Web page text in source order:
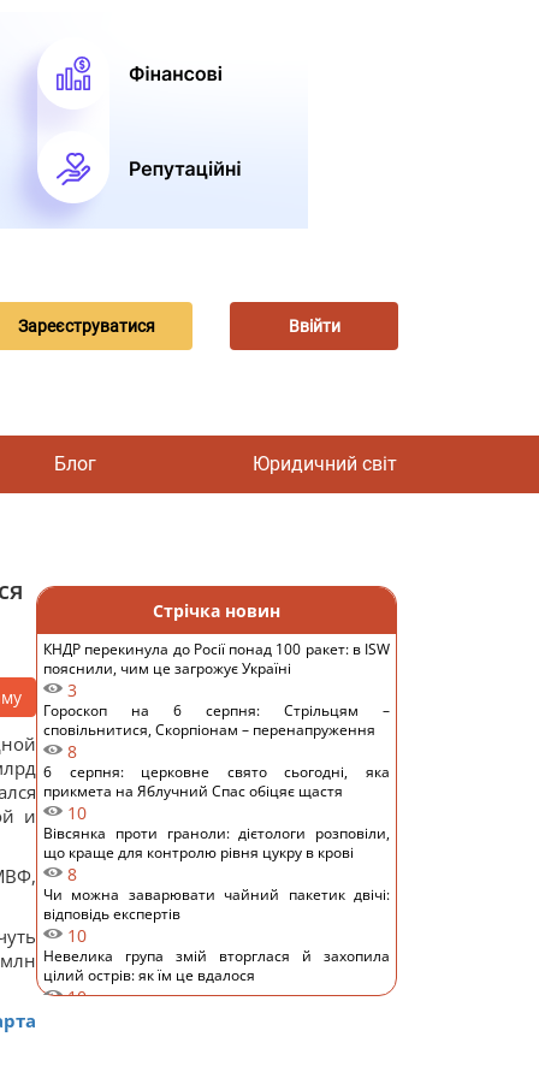
Зареєструватися Ввійти
Блог Юридичний світ
и
Стрічка новин
КНДР перекинула до Росії понад 100 ракет: в ISW
пояснили, чим це загрожує Україні
3
Гороскоп на 6 серпня: Стрільцям –
сповільнитися, Скорпіонам – перенапруження
8
6 серпня: церковне свято сьогодні, яка
прикмета на Яблучний Спас обіцяє щастя
10
Вівсянка проти граноли: дієтологи розповіли,
що краще для контролю рівня цукру в крові
8
Чи можна заварювати чайний пакетик двічі:
відповідь експертів
10
Невелика група змій вторглася й захопила
цілий острів: як їм це вдалося
10